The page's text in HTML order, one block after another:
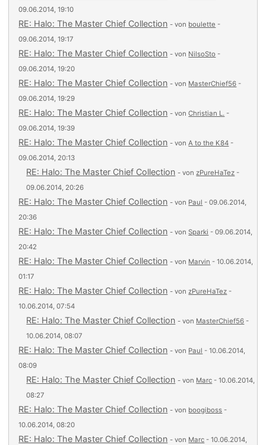
09.06.2014, 19:10
RE: Halo: The Master Chief Collection - von boulette -
09.06.2014, 19:17
RE: Halo: The Master Chief Collection - von NilsoSto -
09.06.2014, 19:20
RE: Halo: The Master Chief Collection - von MasterChief56 -
09.06.2014, 19:29
RE: Halo: The Master Chief Collection - vonChristian L. -
09.06.2014, 19:39
RE: Halo: The Master Chief Collection - vonA to the K84 -
09.06.2014, 20:13
RE: Halo: The Master Chief Collection - vonzPureHaTez -
09.06.2014, 20:26
RE: Halo: The Master Chief Collection - von Paul - 09.06.2014,
20:36
RE: Halo: The Master Chief Collection - vonSparki - 09.06.2014,
20:42
RE: Halo: The Master Chief Collection - von Marvin - 10.06.2014,
01:17
RE: Halo: The Master Chief Collection - vonzPureHaTez -
10.06.2014, 07:54
RE: Halo: The Master Chief Collection - von MasterChief56 -
10.06.2014, 08:07
RE: Halo: The Master Chief Collection - von Paul - 10.06.2014,
08:09
RE: Halo: The Master Chief Collection - von Marc - 10.06.2014,
08:27
RE: Halo: The Master Chief Collection - von boogiboss -
10.06.2014, 08:20
RE: Halo: The Master Chief Collection - von Marc - 10.06.2014,